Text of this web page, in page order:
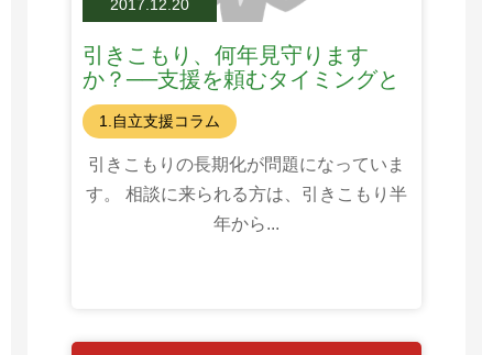
2017.12.20
引きこもり、何年見守ります
か？──支援を頼むタイミングと
は
1.自立支援コラム
引きこもりの長期化が問題になっていま
す。 相談に来られる方は、引きこもり半
年から...